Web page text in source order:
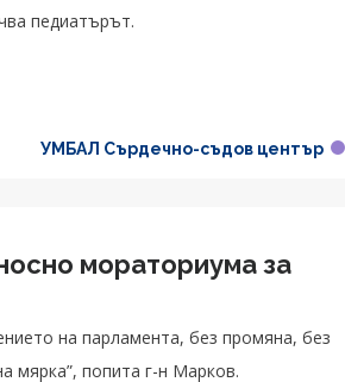
педиатърът.
УМБАЛ Сърдечно-съдов център
мораториума за
на парламента, без промяна, без
мярка”, попита г-н Марков.